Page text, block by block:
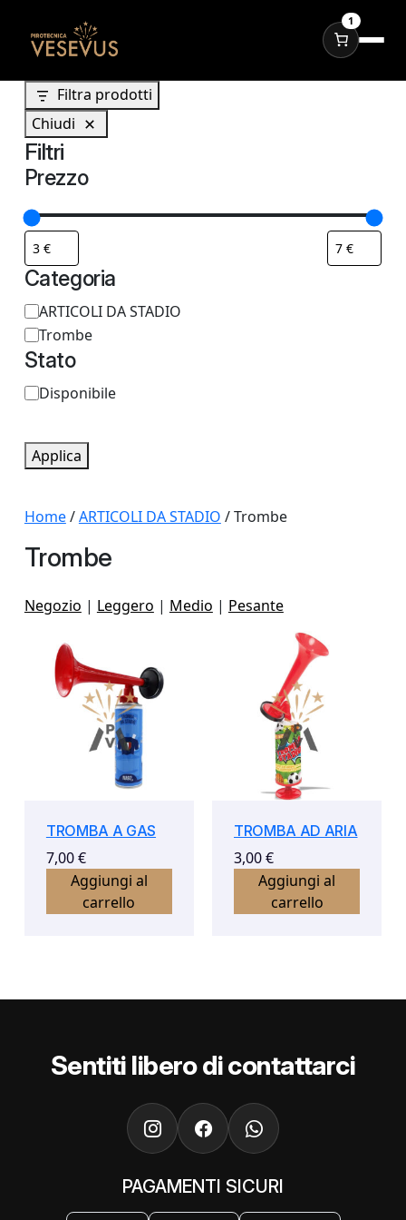
1
Filtra prodotti
Chiudi
Filtri
Prezzo
Categoria
C
a
t
e
o
i
a
ARTICOLI DA STADIO
Trombe
Stato
S
a
o
Disponibile
Applica
Home/ARTICOLI DA STADIO / Trombe
Trombe
Negozio | Leggero | Medio | Pesante
TROMBA A GAS
7,00€
Aggiungi al
carrello
TROMBA AD ARIA
3,00€
Aggiungi al
carrello
Sentiti libero di contattarci
PAGAMENTI SICURI